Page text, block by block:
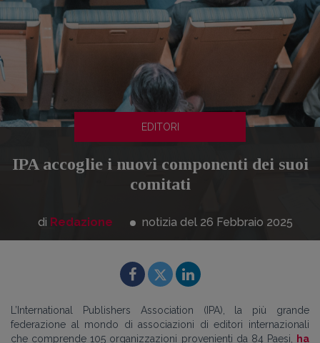
EDITORI
IPA accoglie i nuovi componenti dei suoi
comitati
di Redazione notizia del 26 Febbraio 2025
L’International Publishers Association (IPA), la più grande
federazione al mondo di associazioni di editori internazionali
che comprende 105 organizzazioni provenienti da 84 Paesi,
ha